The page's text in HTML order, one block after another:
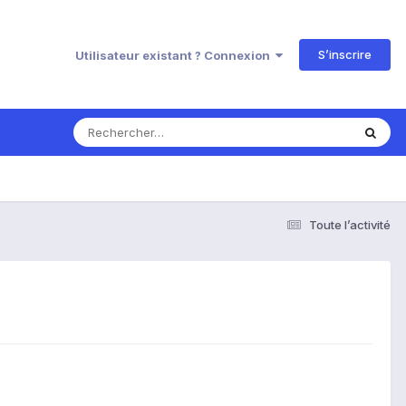
Utilisateur existant ? Connexion S’inscrire
Toute l’activité